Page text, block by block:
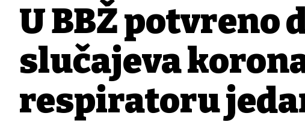
U BBŽ potvrđeno
slučajeva
respiratoru